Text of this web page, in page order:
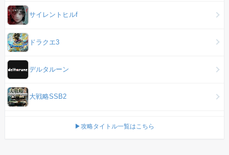
サイレントヒルf
ドラクエ3
デルタルーン
大戦略SSB2
▶攻略タイトル一覧はこちら